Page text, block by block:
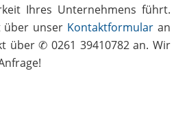
Ihres Unternehmens führt.
über unser Kontaktformular an
über ✆ 0261 39410782 an. Wir